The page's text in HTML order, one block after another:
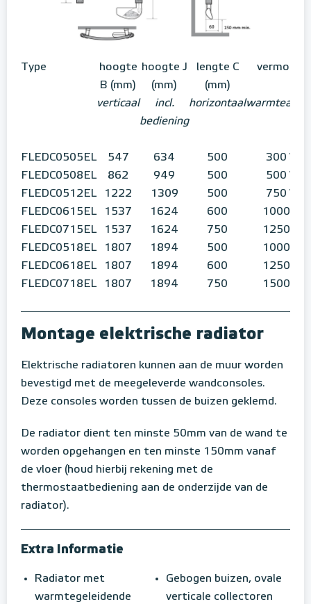
Type
hoogte
B (mm)
hoogte J
(mm)
lengte C
(mm)
vermogen
verticaal
incl.
bediening
horizontaal
FLEDC0505EL 547 634 500
300 W
FLEDC0508EL
862 949 500
500 W
FLEDC0512EL
1222 1309 500
750 W
FLEDC0615EL
1537 1624 600
1000 W
FLEDC0715EL
1537 1624 750
1250 W
FLEDC0518EL
1807 1894 500
1000 W
FLEDC0618EL
1807 1894 600
1250 W
FLEDC0718EL
1807 1894 750 1500 W
Montage elektrische radiator
Elektrische radiatoren kunnen aan de muur worden
bevestigd met de meegeleverde wandconsoles.
Deze consoles worden tussen de buizen geklemd.
De radiator dient ten minste 50mm van de wand te
worden opgehangen en ten minste 150mm vanaf
de vloer (houd hierbij rekening met de
thermostaatbediening aan de onderzijde van de
radiator).
Extra Informatie
Radiator met
warmtegeleidende
Gebogen buizen, ovale
verticale collectoren